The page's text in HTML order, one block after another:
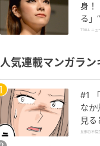
身！
る」
【規
TRILL ニュ
人気連載マンガラン
#1
なか
見
旦那
旦那の不倫